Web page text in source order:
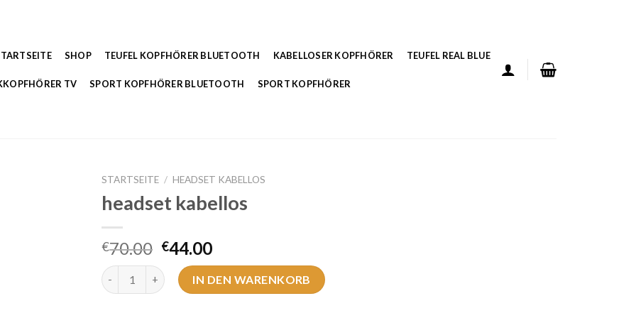
SHOP TEUFEL KOPFHÖRER BLUETOOTH KABELLOSER KOPFHÖRER TEUFEL REAL BLUE
TV SPORT KOPFHÖRER BLUETOOTH SPORT KOPFHÖRER
STARTSEITE / HEADSET KABELLOS
headset kabellos
€70.00 €44.00
headset kabellos MengeIN DEN WARENKORB